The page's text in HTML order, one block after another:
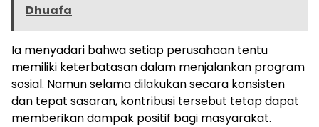
Dhuafa
Ia menyadari bahwa setiap perusahaan tentu
memiliki keterbatasan dalam menjalankan program
sosial. Namun selama dilakukan secara konsisten
dan tepat sasaran, kontribusi tersebut tetap dapat
memberikan dampak positif bagi masyarakat.